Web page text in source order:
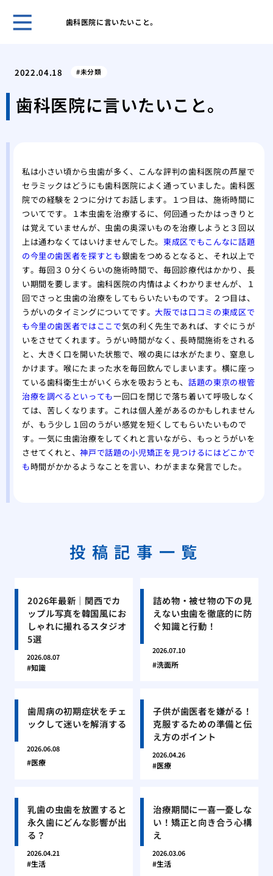
歯科医院に言いたいこと。
歯
美
の詳
2022.04.18 未分類
歯科医院に言いたいこと。
私は小さい頃から虫歯が多く、こんな評判の歯科医院の芦屋で
セラミックはどうにも歯科医院によく通っていました。歯科医
院での経験を２つに分けてお話します。１つ目は、施術時間に
ついてです。１本虫歯を治療するに、何回通ったかはっきりと
は覚えていませんが、虫歯の奥深いものを治療しようと３回以
上は通わなくてはいけませんでした。東成区でもこんなに話題
の今里の歯医者を探すとも銀歯をつめるとなると、それ以上で
す。毎回３０分くらいの施術時間で、毎回診療代はかかり、長
い期間を要します。歯科医院の内情はよくわかりませんが、１
回でさっと虫歯の治療をしてもらいたいものです。２つ目は、
うがいのタイミングについてです。大阪では口コミの東成区で
も今里の歯医者ではここで気の利く先生であれば、すぐにうが
いをさせてくれます。うがい時間がなく、長時間施術をされる
と、大きく口を開いた状態で、喉の奥には水がたまり、窒息し
かけます。喉にたまった水を毎回飲んでしまいます。横に座っ
ている歯科衛生士がいくら水を吸おうとも、話題の東京の根管
治療を調べるといっても一回口を閉じで落ち着いて呼吸しなく
ては、苦しくなります。これは個人差があるのかもしれません
が、もう少し１回のうがい感覚を短くしてもらいたいもので
す。一気に虫歯治療をしてくれと言いながら、もっとうがいを
させてくれと、神戸で話題の小児矯正を見つけるにはどこかで
も時間がかかるようなことを言い、わがままな発言でした。
投稿記事一覧
2026年最新｜関西でカ
ップル写真を韓国風にお
しゃれに撮れるスタジオ
5選
2026.08.07
知識
詰め物・被せ物の下の見
えない虫歯を徹底的に防
ぐ知識と行動！
2026.07.10
洗面所
歯周病の初期症状をチェ
ックして迷いを解消する
2026.06.08
医療
子供が歯医者を嫌がる！
克服するための準備と伝
え方のポイント
2026.04.26
医療
乳歯の虫歯を放置すると
永久歯にどんな影響が出
る？
2026.04.21
生活
治療期間に一喜一憂しな
い！矯正と向き合う心構
え
2026.03.06
生活